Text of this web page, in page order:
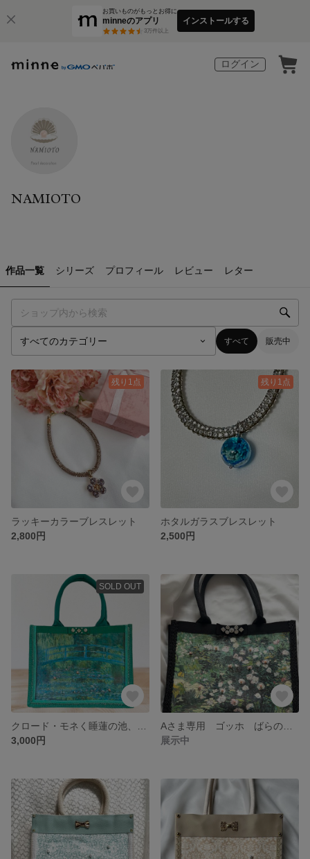
お買いものがもっとお得に
minneのアプリ
3万件以上
インストールする
ログイン
NAMIOTO
作品一覧 シリーズ プロフィール レビュー レター
すべて 販売中
残り1点
ラッキーカラーブレスレット
2,800円
残り1点
ホタルガラスブレスレット
2,500円
SOLD OUT
3,000円
展示中